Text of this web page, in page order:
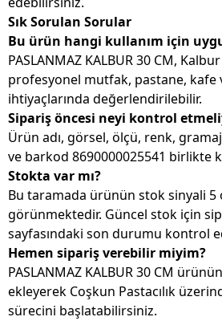
Sık Sorulan Sorular
Bu ürün hangi kullanım için
PASLANMAZ KALBUR 30 CM,
profesyonel mutfak, pastane,
ihtiyaçlarında değerlendirilebilir.
Sipariş öncesi neyi kontrol
Ürün adı, görsel, ölçü, renk,
ve barkod 8690000025541 birlikte
Stokta var mı?
Bu taramada ürünün stok sinyali 5
görünmektedir. Güncel stok için
sayfasındaki son durumu kontrol
Hemen sipariş verebilir miyim?
PASLANMAZ KALBUR 30 CM
ekleyerek Coşkun Pastacılık
sürecini başlatabilirsiniz.